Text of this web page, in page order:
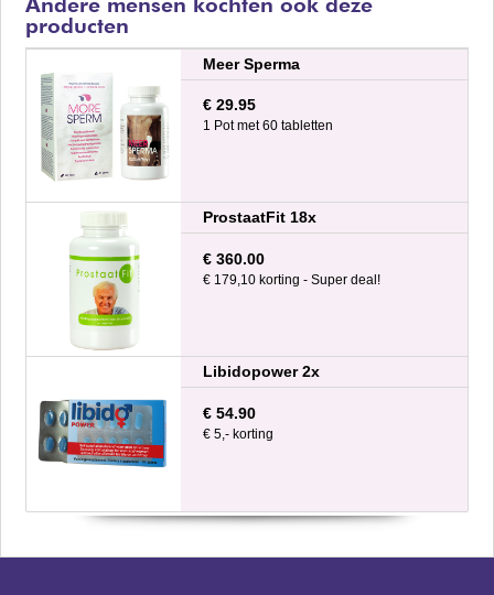
producten
Meer Sperma
€ 29.95
1 Pot met 60 tabletten
ProstaatFit 18x
€ 360.00
€ 179,10 korting - Super deal!
Libidopower 2x
€ 54.90
€ 5,- korting